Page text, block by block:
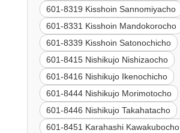
601-8319 Kisshoin Sannomiyacho
601-8331 Kisshoin Mandokorocho
601-8339 Kisshoin Satonochicho
601-8415 Nishikujo Nishizaocho
601-8416 Nishikujo Ikenochicho
601-8444 Nishikujo Morimotocho
601-8446 Nishikujo Takahatacho
601-8451 Karahashi Kawakubocho